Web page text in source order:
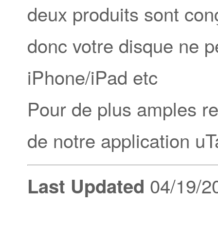
deux produits sont
donc votre disque ne
iPhone/iPad etc
Pour de plus amples
de notre application
Last Updated 04/19/